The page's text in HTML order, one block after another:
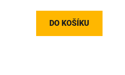
DO KOŠÍKU